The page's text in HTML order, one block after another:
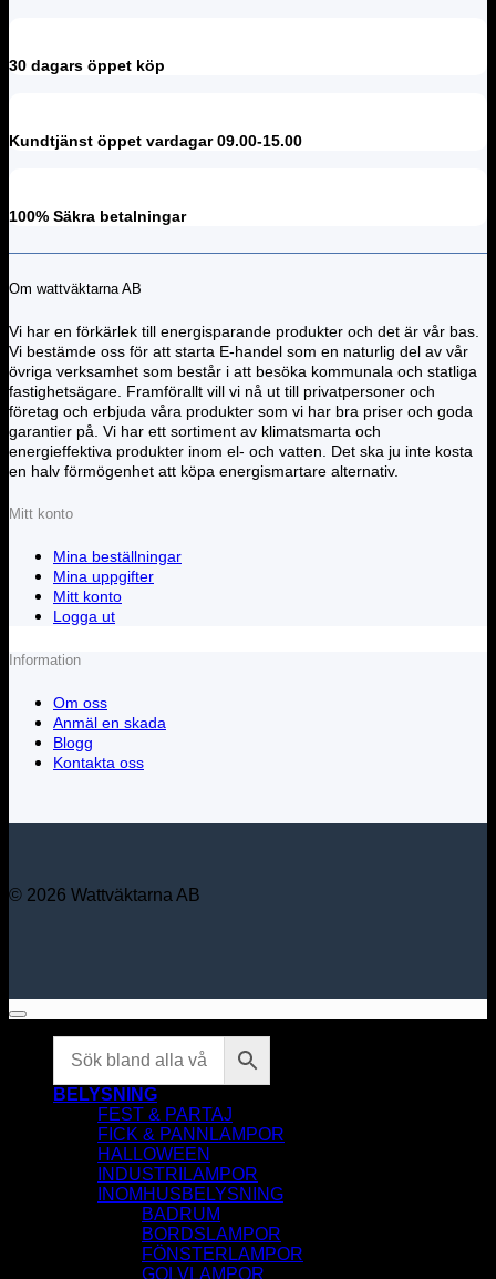
30 dagars öppet köp
Kundtjänst öppet vardagar 09.00-15.00
100% Säkra betalningar
Om wattväktarna AB
Vi har en förkärlek till energisparande produkter och det är vår bas.
Vi bestämde oss för att starta E-handel som en naturlig del av vår
övriga verksamhet som består i att besöka kommunala och statliga
fastighetsägare. Framförallt vill vi nå ut till privatpersoner och
företag och erbjuda våra produkter som vi har bra priser och goda
garantier på. Vi har ett sortiment av klimatsmarta och
energieffektiva produkter inom el- och vatten. Det ska ju inte kosta
en halv förmögenhet att köpa energismartare alternativ.
Mitt konto
Mina beställningar
Mina uppgifter
Mitt konto
Logga ut
Information
Om oss
Anmäl en skada
Blogg
Kontakta oss
© 2026 Wattväktarna AB
BELYSNING
FEST & PARTAJ
FICK & PANNLAMPOR
HALLOWEEN
INDUSTRILAMPOR
INOMHUSBELYSNING
BADRUM
BORDSLAMPOR
FÖNSTERLAMPOR
GOLVLAMPOR